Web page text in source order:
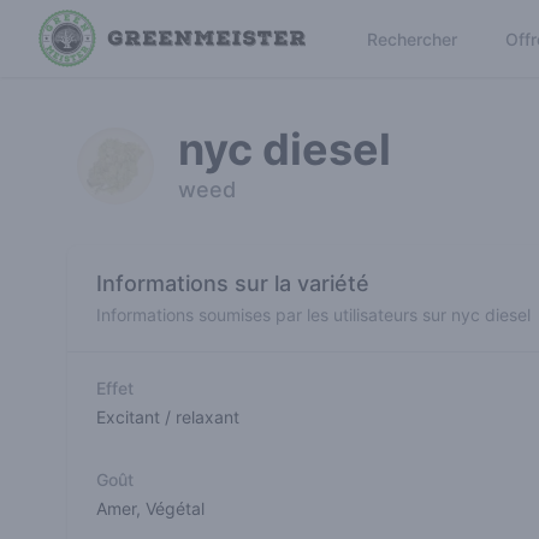
Rechercher
nyc diesel
weed
Informations sur la variété
Informations soumises par les utilisateurs sur nyc diesel
Effet
Excitant / relaxant
Goût
Amer, Végétal